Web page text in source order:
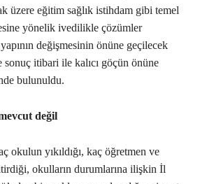
üzere eğitim sağlık istihdam gibi temel
yönelik ivedilikle çözümler
değişmesinin önüne geçilecek
itibari ile kalıcı göçün önüne
bulunuldu.
değil
okulun yıkıldığı, kaç öğretmen ve
okulların durumlarına ilişkin İl